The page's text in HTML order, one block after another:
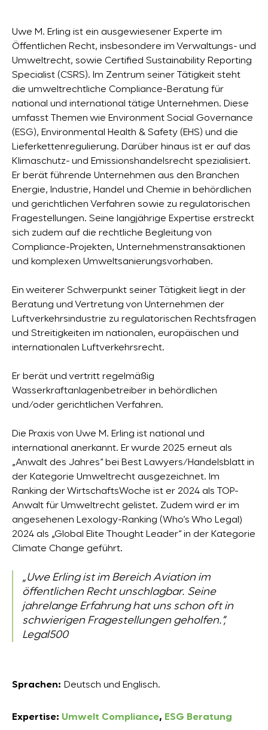
Uwe M. Erling ist ein ausgewiesener Experte im
Öffentlichen Recht, insbesondere im Verwaltungs- und
Umweltrecht, sowie Certified Sustainability Reporting
Specialist (CSRS). Im Zentrum seiner Tätigkeit steht
die umweltrechtliche Compliance-Beratung für
national und international tätige Unternehmen. Diese
umfasst Themen wie Environment Social Governance
(ESG), Environmental Health & Safety (EHS) und die
Lieferkettenregulierung. Darüber hinaus ist er auf das
Klimaschutz- und Emissionshandelsrecht spezialisiert.
Er berät führende Unternehmen aus den Branchen
Energie, Industrie, Handel und Chemie in behördlichen
und gerichtlichen Verfahren sowie zu regulatorischen
Fragestellungen. Seine langjährige Expertise erstreckt
sich zudem auf die rechtliche Begleitung von
Compliance-Projekten, Unternehmenstransaktionen
und komplexen Umweltsanierungsvorhaben.
Ein weiterer Schwerpunkt seiner Tätigkeit liegt in der
Beratung und Vertretung von Unternehmen der
Luftverkehrsindustrie zu regulatorischen Rechtsfragen
und Streitigkeiten im nationalen, europäischen und
internationalen Luftverkehrsrecht.
Er berät und vertritt regelmäßig
Wasserkraftanlagenbetreiber in behördlichen
und/oder gerichtlichen Verfahren.
Die Praxis von Uwe M. Erling ist national und
international anerkannt. Er wurde 2025 erneut als
„Anwalt des Jahres“ bei Best Lawyers/Handelsblatt in
der Kategorie Umweltrecht ausgezeichnet. Im
Ranking der WirtschaftsWoche ist er 2024 als TOP-
Anwalt für Umweltrecht gelistet. Zudem wird er im
angesehenen Lexology-Ranking (Who’s Who Legal)
2024 als „Global Elite Thought Leader“ in der Kategorie
Climate Change geführt.
„Uwe Erling ist im Bereich Aviation im
öffentlichen Recht unschlagbar. Seine
jahrelange Erfahrung hat uns schon oft in
schwierigen Fragestellungen geholfen.“,
Legal500
Sprachen: Deutsch und Englisch.
Expertise: Umwelt Compliance, ESG Beratung